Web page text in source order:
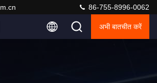
86-755-8996-0062
अभी बातचीत करें